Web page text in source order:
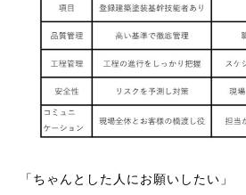
「ちゃんとした人にお願いしたい」